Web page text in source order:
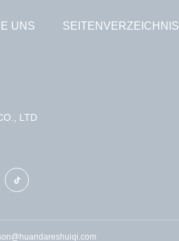
UNS SEITENVERZEICHNIS
LTD